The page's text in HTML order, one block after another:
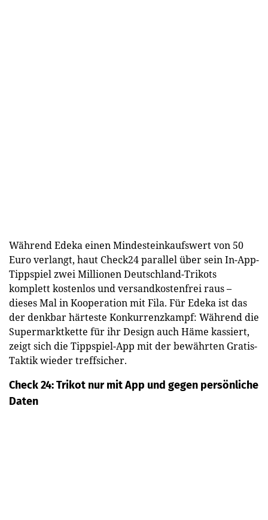
Während Edeka einen Mindesteinkaufswert von 50
Euro verlangt, haut Check24 parallel über sein In-App-
Tippspiel zwei Millionen Deutschland-Trikots
komplett kostenlos und versandkostenfrei raus –
dieses Mal in Kooperation mit Fila. Für Edeka ist das
der denkbar härteste Konkurrenzkampf: Während die
Supermarktkette für ihr Design auch Häme kassiert,
zeigt sich die Tippspiel-App mit der bewährten Gratis-
Taktik wieder treffsicher.
Check 24: Trikot nur mit App und gegen persönliche
Daten